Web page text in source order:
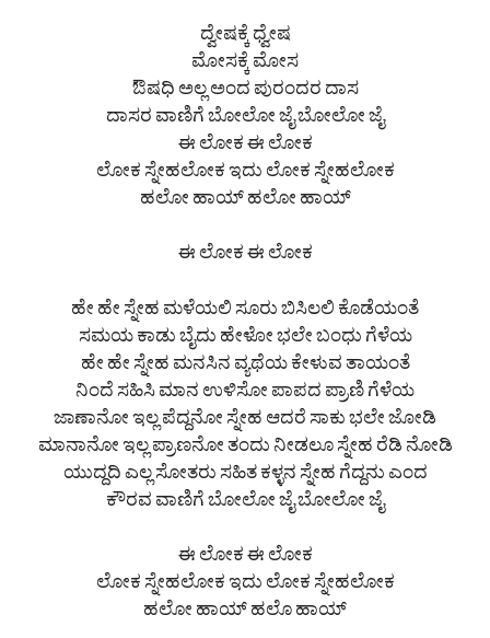
ದ್ವೇಷಕ್ಕೆ ಧ್ವೇಷ
ಮೋಸಕ್ಕೆ ಮೋಸ
ಔಷಧಿ ಅಲ್ಲ ಅಂದ ಪುರಂದರ ದಾಸ
ದಾಸರ ವಾಣಿಗೆ ಬೋಲೋ ಜೈ ಬೋಲೋ ಜೈ
ಈ ಲೋಕ ಈ ಲೋಕ
ಲೋಕ ಸ್ನೇಹಲೋಕ ಇದು ಲೋಕ ಸ್ನೇಹಲೋಕ
ಹಲೋ ಹಾಯ್ ಹಲೋ ಹಾಯ್
ಈ ಲೋಕ ಈ ಲೋಕ
ಹೇ ಹೇ ಸ್ನೇಹ ಮಳೆಯಲಿ ಸೂರು ಬಿಸಿಲಲಿ ಕೊಡೆಯಂತೆ
ಸಮಯ ಕಾಡು ಬೈದು ಹೇಳೋ ಭಲೇ ಬಂಧು ಗೆಳೆಯ
ಹೇ ಹೇ ಸ್ನೇಹ ಮನಸಿನ ವ್ಯಥೆಯ ಕೇಳುವ ತಾಯಂತೆ
ನಿಂದೆ ಸಹಿಸಿ ಮಾನ ಉಳಿಸೋ ಪಾಪದ ಪ್ರಾಣಿ ಗೆಳೆಯ
ಜಾಣಾನೋ ಇಲ್ಲ ಪೆದ್ದನೋ ಸ್ನೇಹ ಆದರೆ ಸಾಕು ಭಲೇ ಜೋಡಿ
ಮಾನಾನೋ ಇಲ್ಲ ಪ್ರಾಣನೋ ತಂದು ನೀಡಲೂ ಸ್ನೇಹ ರೆಡಿ ನೋಡಿ
ಯುದ್ದದಿ ಎಲ್ಲ ಸೋತರು ಸಹಿತ ಕಳ್ಳನ ಸ್ನೇಹ ಗೆದ್ದನು ಎಂದ
ಕೌರವ ವಾಣಿಗೆ ಬೋಲೋ ಜೈ ಬೋಲೋ ಜೈ
ಈ ಲೋಕ ಈ ಲೋಕ
ಲೋಕ ಸ್ನೇಹಲೋಕ ಇದು ಲೋಕ ಸ್ನೇಹಲೋಕ
ಹಲೋ ಹಾಯ್ ಹಲೊ ಹಾಯ್